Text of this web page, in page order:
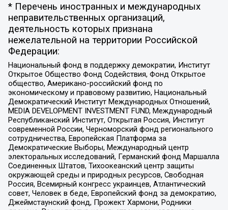
* Перечень иностранных и международных
неправительственных организаций,
деятельность которых признана
нежелательной на территории Российской
Федерации:
Национальный фонд в поддержку демократии, Институт
Открытое Общество Фонд Содействия, Фонд Открытое
общество, Американо-российский фонд по
экономическому и правовому развитию, Национальный
Демократический Институт Международных Отношений,
MEDIA DEVELOPMENT INVESTMENT FUND, Международный
Республиканский Институт, Открытая Россия, Институт
современной России, Черноморский фонд регионального
сотрудничества, Европейская Платформа за
Демократические Выборы, Международный центр
электоральных исследований, Германский фонд Маршалла
Соединенных Штатов, Тихоокеанский центр защиты
окружающей среды и природных ресурсов, Свободная
Россия, Всемирный конгресс украинцев, Атлантический
совет, Человек в беде, Европейский фонд за демократию,
Джеймстаунский фонд, Прожект Хармони, Родники